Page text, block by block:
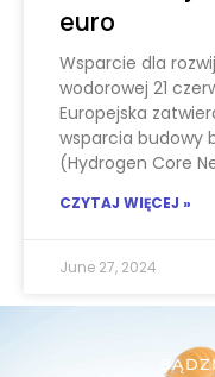
euro
Wsparcie dla
wodorowej 21
Europejska
wsparcia budowy
(Hydrogen Core
CZYTAJ WIĘCEJ »
June 27, 2024